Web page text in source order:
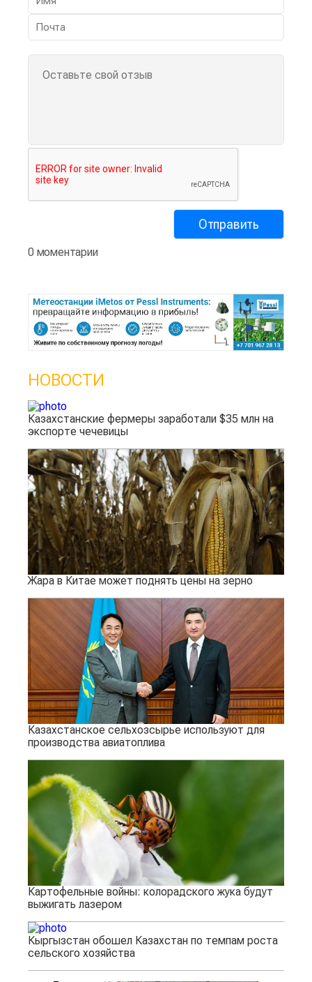
0 моментарии
НОВОСТИ
Казахстанские фермеры заработали $35 млн на
экспорте чечевицы
Жара в Китае может поднять цены на зерно
Казахстанское сельхозсырье используют для
производства авиатоплива
Картофельные войны: колорадского жука будут
выжигать лазером
Кыргызстан обошел Казахстан по темпам роста
сельского хозяйства